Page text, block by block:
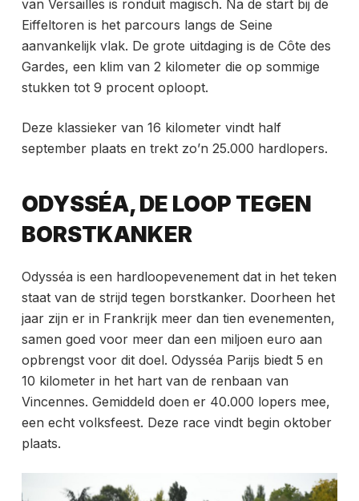
van Versailles is ronduit magisch. Na de start bij de
Eiffeltoren is het parcours langs de Seine
aanvankelijk vlak. De grote uitdaging is de Côte des
Gardes, een klim van 2 kilometer die op sommige
stukken tot 9 procent oploopt.
Deze klassieker van 16 kilometer vindt half
september plaats en trekt zo’n 25.000 hardlopers.
ODYSSÉA, DE LOOP TEGEN
BORSTKANKER
Odysséa is een hardloopevenement dat in het teken
staat van de strijd tegen borstkanker. Doorheen het
jaar zijn er in Frankrijk meer dan tien evenementen,
samen goed voor meer dan een miljoen euro aan
opbrengst voor dit doel. Odysséa Parijs biedt 5 en
10 kilometer in het hart van de renbaan van
Vincennes. Gemiddeld doen er 40.000 lopers mee,
een echt volksfeest. Deze race vindt begin oktober
plaats.